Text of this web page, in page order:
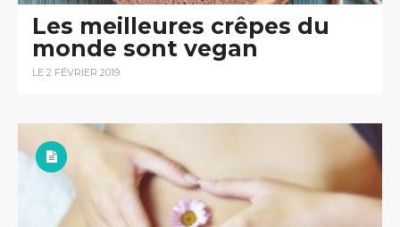
Les meilleures crêpes du
monde sont vegan
LE 2 FÉVRIER 2019